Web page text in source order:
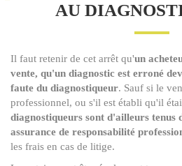
AU
Il faut retenir de cet arrêt qu'un
vente, qu'un diagnostic est erroné
faute du diagnostiqueur. Sauf si le
professionnel, ou s'il est établi qu'il
diagnostiqueurs sont d'ailleurs tenus
assurance de responsabilité
les frais en cas de litige.